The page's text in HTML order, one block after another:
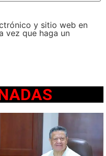
y sitio web en
vez que haga un